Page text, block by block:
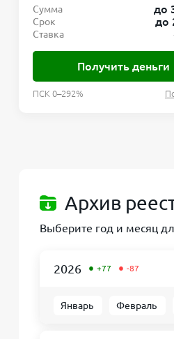
Сумма до
Срок до
Ставка
Получить деньги
ПСК 0–292%
Архив
Выберите год и месяц
2026 • +77 • -87
Январь Февраль